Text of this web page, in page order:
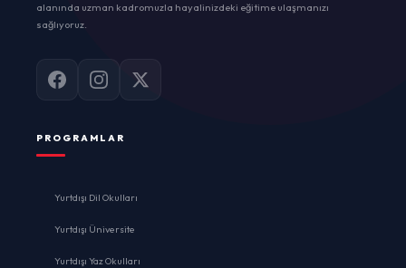
alanında uzman kadromuzla hayalinizdeki eğitime ulaşmanızı
sağlıyoruz.
PROGRAMLAR
Yurtdışı Dil Okulları
Yurtdışı Üniversite
Yurtdışı Yaz Okulları